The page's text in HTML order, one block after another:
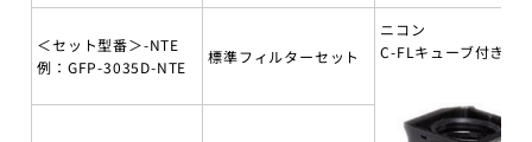
＜セット型番＞-NTE
例：GFP-3035D-NTE
標準フィルターセット
ニコン
C-FLキューブ付き